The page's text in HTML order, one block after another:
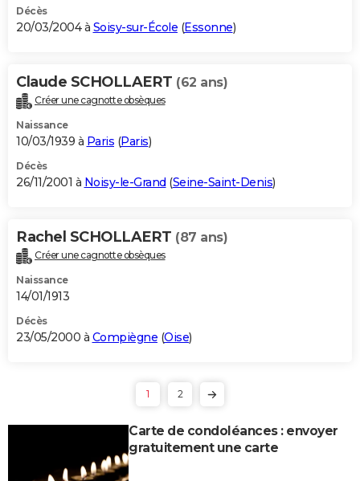
Décès
20/03/2004 à Soisy-sur-École (Essonne)
Claude SCHOLLAERT (62 ans)
Créer une cagnotte obsèques
Naissance
10/03/1939 à Paris (Paris)
Décès
26/11/2001 à Noisy-le-Grand (Seine-Saint-Denis)
Rachel SCHOLLAERT (87 ans)
Créer une cagnotte obsèques
Naissance
14/01/1913
Décès
23/05/2000 à Compiègne (Oise)
1 2
Carte de condoléances : envoyer
gratuitement une carte